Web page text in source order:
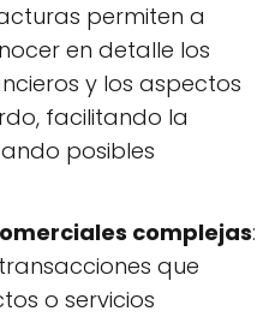
permiten a
en detalle los
y los aspectos
facilitando la
posibles
complejas:
que
o servicios